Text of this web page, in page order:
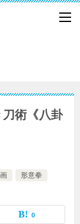
術《八卦
形意拳
0